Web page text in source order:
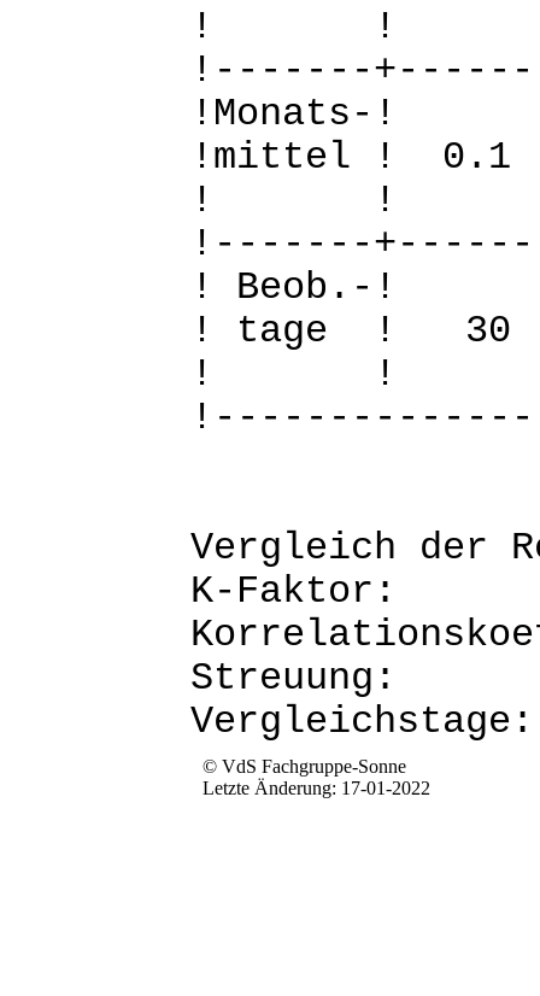
!
!-------
!mittel !
!
!-------
!
! tage !
!
Vergleich der
K-
© VdS Fachgruppe-Sonne
Letzte Änderung: 17-01-2022